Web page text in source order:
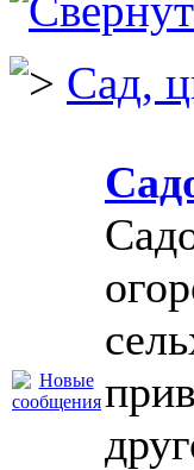
Сад,